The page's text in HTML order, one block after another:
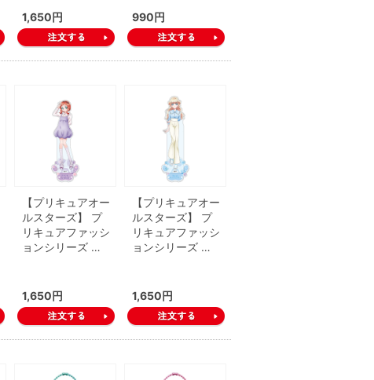
1,650円 990円
【プリキュアオー
ルスターズ】 プ
リキュアファッシ
ョンシリーズ …
1,650円
【プリキュアオー
ルスターズ】 プ
リキュアファッシ
ョンシリーズ …
1,650円